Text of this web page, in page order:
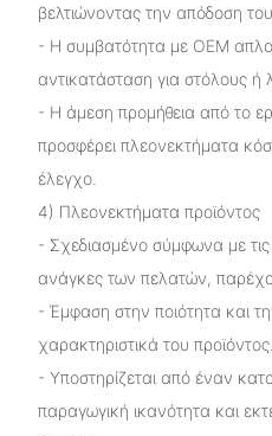
βελτιώνοντας την απόδοση
- Η συμβατότητα με OEM
αντικατάσταση για στόλους ή
- Η άμεση προμήθεια από το
προσφέρει πλεονεκτήματα
έλεγχο.
4) Πλεονεκτήματα προϊόντος
- Σχεδιασμένο σύμφωνα με τις
ανάγκες των πελατών,
- Έμφαση στην ποιότητα και
χαρακτηριστικά του προϊόντος.
- Υποστηρίζεται από έναν
παραγωγική ικανότητα και